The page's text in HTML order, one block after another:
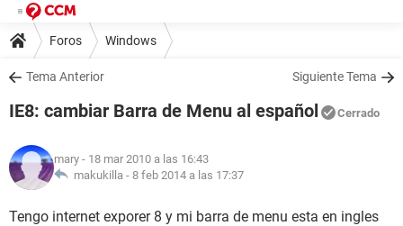
Foros Windows
Tema Anterior Siguiente Tema
IE8: cambiar Barra de Menu al español Cerrado
mary - 18 mar 2010 a las 16:43
makukilla - 8 feb 2014 a las 17:37
Tengo internet exporer 8 y mi barra de menu esta en ingles